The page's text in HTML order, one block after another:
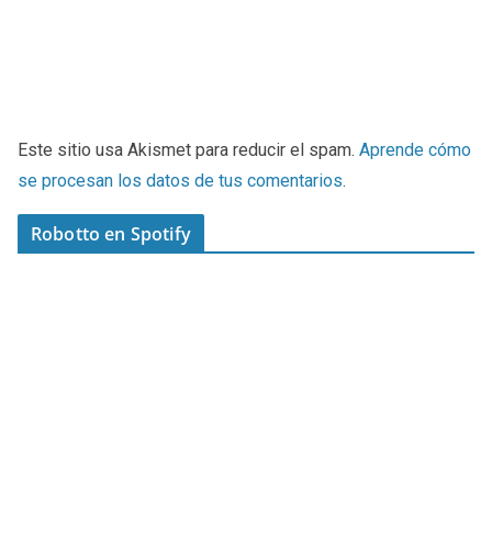
Este sitio usa Akismet para reducir el spam. Aprende cómo
se procesan los datos de tus comentarios.
Robotto en Spotify